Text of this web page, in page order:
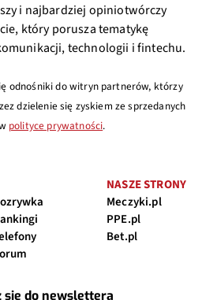
i najbardziej opiniotwórczy
który porusza tematykę
technologii i fintechu.
odnośniki do witryn partnerów, którzy
dzielenie się zyskiem ze sprzedanych
polityce prywatności.
NASZE STRONY
Meczyki.pl
PPE.pl
Bet.pl
się do newslettera